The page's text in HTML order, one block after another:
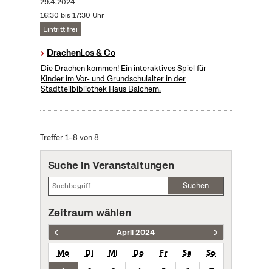
16:30 bis 17:30 Uhr
Eintritt frei
DrachenLos & Co
Die Drachen kommen! Ein interaktives Spiel für
Kinder im Vor- und Grundschulalter in der
Stadtteilbibliothek Haus Balchem.
Treffer 1–8 von 8
Suche in Veranstaltungen
Suchen
Zeitraum wählen
April 2024
Mo Di Mi Do Fr Sa
So